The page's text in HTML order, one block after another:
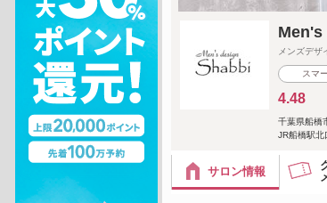
Men's
メンズデザ
スマ
4.48
千葉県船橋
JR船橋駅北
サロン情報